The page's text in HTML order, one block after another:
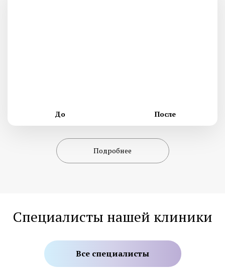
До После
Подробнее
Специалисты нашей клиники
Все специалисты